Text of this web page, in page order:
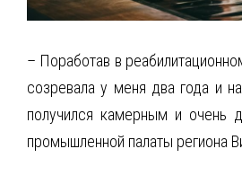
– Поработав в
созревала у меня два года и
получился камерным и очень
промышленной палаты региона